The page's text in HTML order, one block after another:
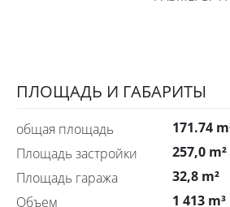
ПЛОЩАДЬ И ГАБАРИТЫ
общая площадь
171.74
Площадь застройки
257,0 m²
Площадь гаража
32,8 m²
Объем
1 413 m³